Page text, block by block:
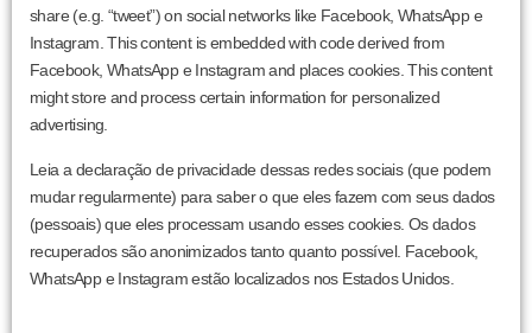
share (e.g. “tweet”) on social networks like Facebook, WhatsApp e
Instagram. This content is embedded with code derived from
Facebook, WhatsApp e Instagram and places cookies. This content
might store and process certain information for personalized
advertising.
Leia a declaração de privacidade dessas redes sociais (que podem
mudar regularmente) para saber o que eles fazem com seus dados
(pessoais) que eles processam usando esses cookies. Os dados
recuperados são anonimizados tanto quanto possível. Facebook,
WhatsApp e Instagram estão localizados nos Estados Unidos.